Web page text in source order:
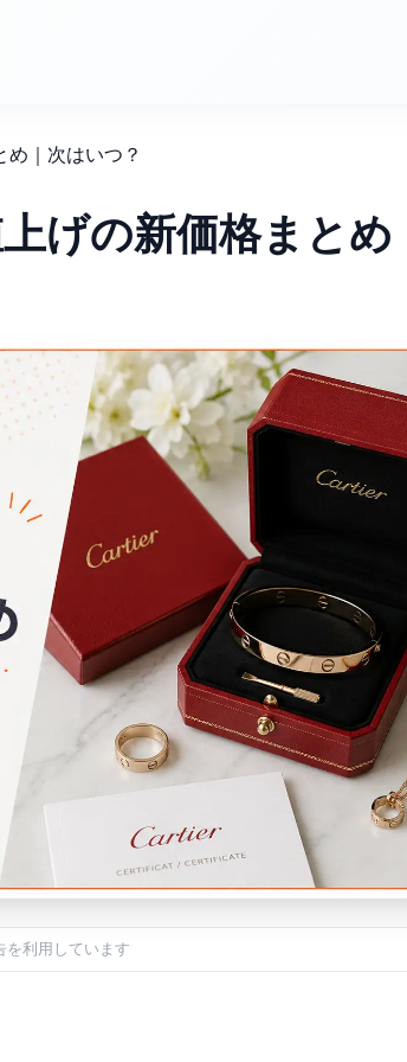
め｜次はいつ？
げの新価格まとめ
を利用しています